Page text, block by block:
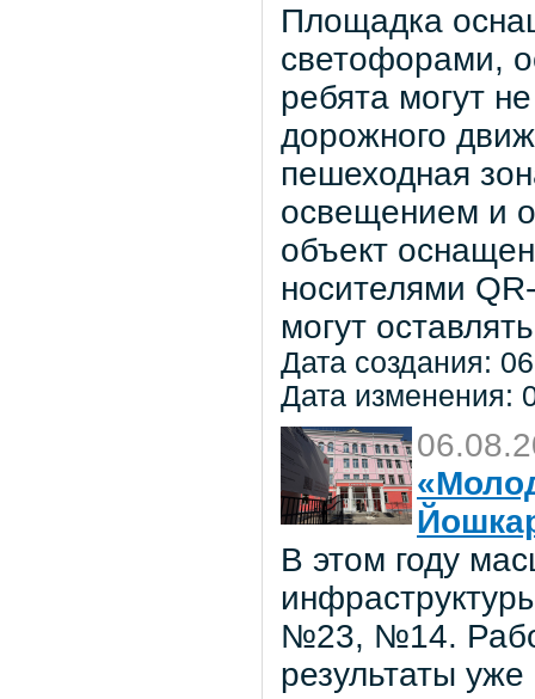
Площадка
светофорами,
ребята могут
дорожного
пешеходная
освещением и
объект
носителями
могут
Дата создания:
Дата изменения:
В этом году
№23, №14.
результаты